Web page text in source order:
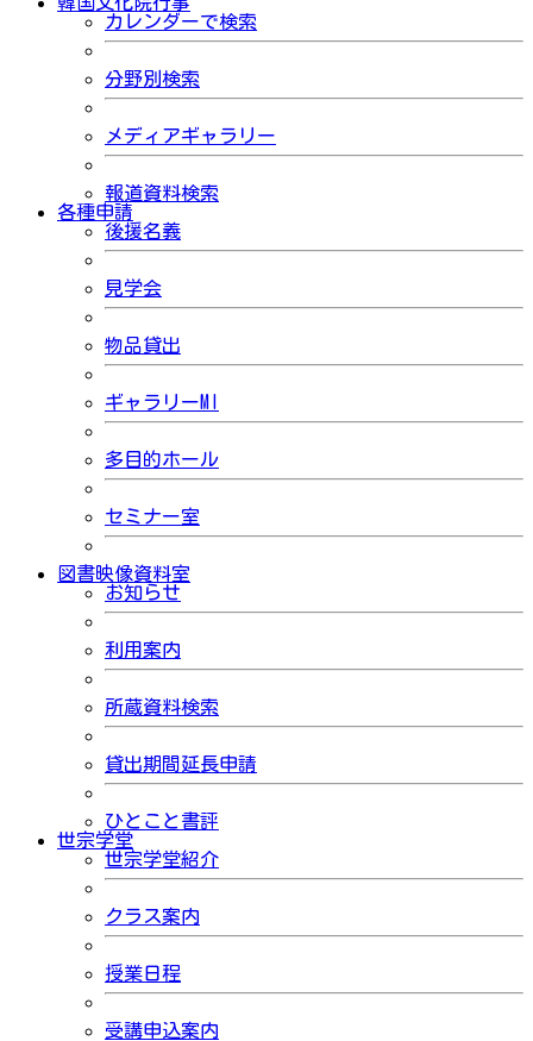
カレンダーで検索
分野別検索
メディアギャラリー
報道資料検索
各種申請
後援名義
見学会
物品貸出
ギャラリーMI
多目的ホール
セミナー室
図書映像資料室
お知らせ
利用案内
所蔵資料検索
貸出期間延長申請
ひとこと書評
世宗学堂
世宗学堂紹介
クラス案内
授業日程
受講申込案内